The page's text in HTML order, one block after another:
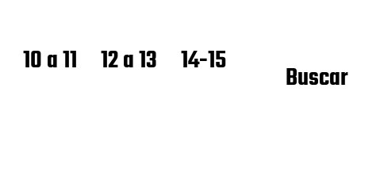
10 a 11 12 a 13
14-15
Buscar